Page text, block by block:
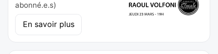
abonné.e.s)
En savoir plus